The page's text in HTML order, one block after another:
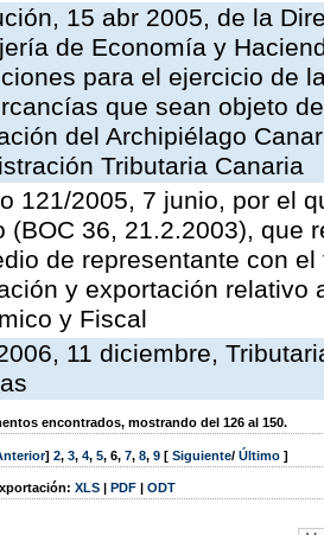
15 abr 2005, de la
de Economía y
para el ejercicio de
que sean objeto
del Archipiélago
Tributaria Canaria
121/2005, 7 junio, por el
(BOC 36, 21.2.2003), que
de representante con
y exportación relativo
y Fiscal
11 diciembre,
encontrados, mostrando del 126 al 150.
] 2, 3, 4, 5, 6, 7, 8, 9 [ Siguiente/ Último ]
XLS | PDF | ODT